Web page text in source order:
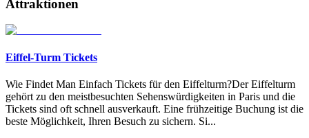
Attraktionen
Eiffel-Turm Tickets
Wie Findet Man Einfach Tickets für den Eiffelturm?Der Eiffelturm
gehört zu den meistbesuchten Sehenswürdigkeiten in Paris und die
Tickets sind oft schnell ausverkauft. Eine frühzeitige Buchung ist die
beste Möglichkeit, Ihren Besuch zu sichern. Si...